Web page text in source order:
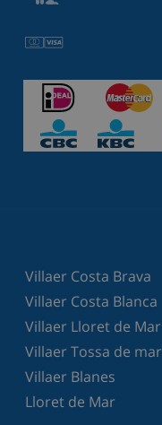
Villaer Costa Brava
Villaer Costa Blanca
Villaer Lloret de Mar
Villaer Tossa de mar
Villaer Blanes
Lloret de Mar